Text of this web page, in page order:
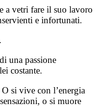
a vetri fare il suo lavoro
e infortunati.
una passione
costante.
si vive con l’energia
o si muore